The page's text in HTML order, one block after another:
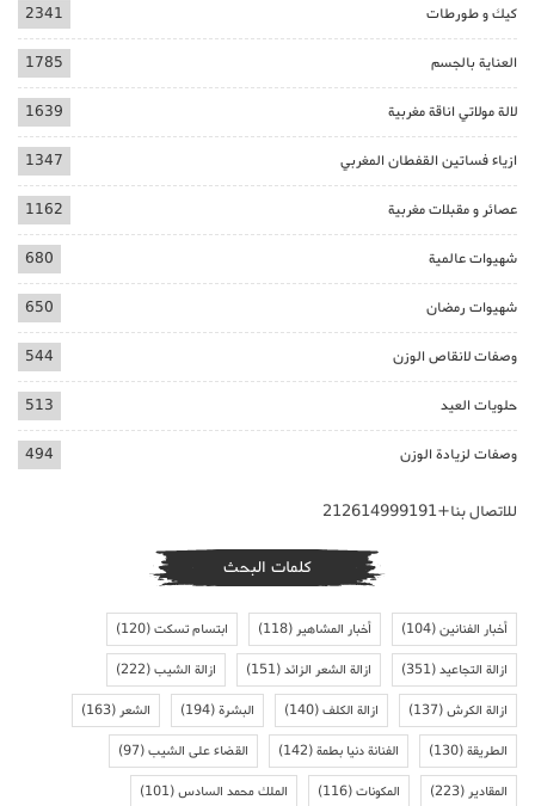
كيك و طورطات 2341
العناية بالجسم 1785
لالة مولاتي اناقة مغربية 1639
ازياء فساتين القفطان المغربي 1347
عصائر و مقبلات مغربية 1162
شهيوات عالمية 680
شهيوات رمضان 650
وصفات لانقاص الوزن 544
حلويات العيد 513
وصفات لزيادة الوزن 494
للاتصال بنا+212614999191
كلمات البحث
أخبار الفنانين(104) أخبار المشاهير(118) ابتسام تسكت(120)
ازالة التجاعيد(351) ازالة الشعر الزائد(151) ازالة الشيب(222)
ازالة الكرش(137) ازالة الكلف(140) البشرة(194) الشعر(163)
الطريقة(130) الفنانة دنيا بطمة(142) القضاء على الشيب(97)
المقادير(223) المكونات(116) الملك محمد السادس(101)